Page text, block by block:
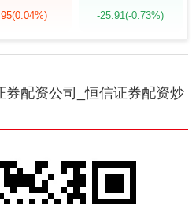
(0.04%) -25.91(-0.73%)
券配资公司_恒信证券配资炒